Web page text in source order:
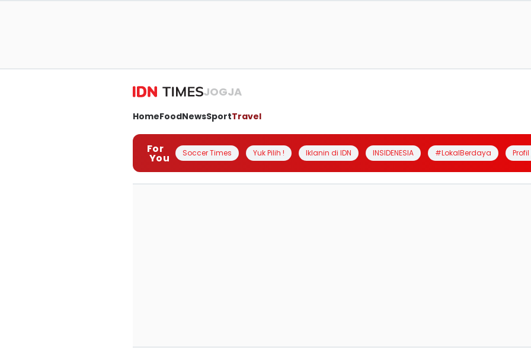
JOGJA
HomeFoodNewsSportTravel
For
You Soccer Times Yuk Pilih ! Iklanin di IDN INSIDENESIA #LokalBerdaya